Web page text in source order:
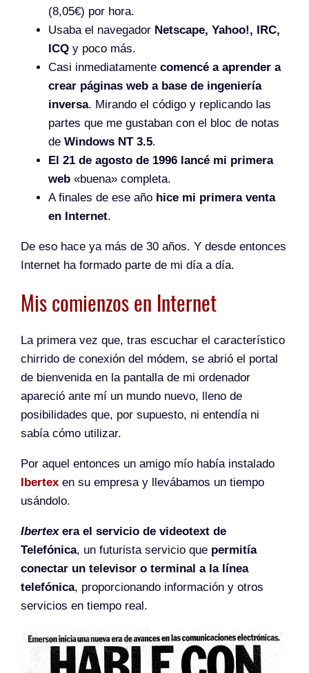
(8,05€) por hora.
Usaba el navegador Netscape, Yahoo!, IRC,
ICQ y poco más.
Casi inmediatamente comencé a aprender a
crear páginas web a base de ingeniería
inversa. Mirando el código y replicando las
partes que me gustaban con el bloc de notas
de Windows NT 3.5.
El 21 de agosto de 1996 lancé mi primera
web «buena» completa.
A finales de ese año hice mi primera venta
en Internet.
De eso hace ya más de 30 años. Y desde entonces
Internet ha formado parte de mi día a día.
Mis comienzos en Internet
La primera vez que, tras escuchar el característico
chirrido de conexión del módem, se abrió el portal
de bienvenida en la pantalla de mi ordenador
apareció ante mí un mundo nuevo, lleno de
posibilidades que, por supuesto, ni entendía ni
sabía cómo utilizar.
Por aquel entonces un amigo mío había instalado
Ibertex en su empresa y llevábamos un tiempo
usándolo.
Ibertexera el servicio de videotext de
Telefónica, un futurista servicio que permitía
conectar un televisor o terminal a la línea
telefónica, proporcionando información y otros
servicios en tiempo real.